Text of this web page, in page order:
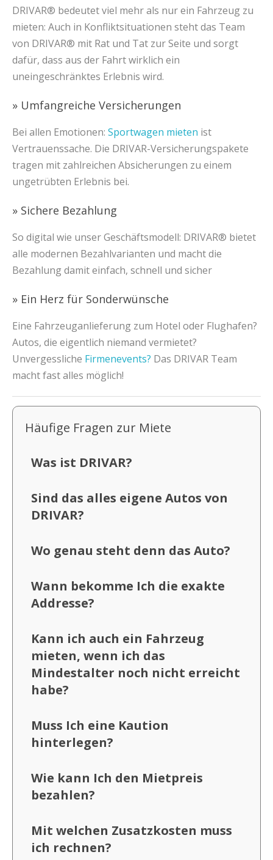
DRIVAR® bedeutet viel mehr als nur ein Fahrzeug zu
mieten: Auch in Konfliktsituationen steht das Team
von DRIVAR® mit Rat und Tat zur Seite und sorgt
dafür, dass aus der Fahrt wirklich ein
uneingeschränktes Erlebnis wird.
» Umfangreiche Versicherungen
Bei allen Emotionen: Sportwagen mieten ist
Vertrauenssache. Die DRIVAR-Versicherungspakete
tragen mit zahlreichen Absicherungen zu einem
ungetrübten Erlebnis bei.
» Sichere Bezahlung
So digital wie unser Geschäftsmodell: DRIVAR® bietet
alle modernen Bezahlvarianten und macht die
Bezahlung damit einfach, schnell und sicher
» Ein Herz für Sonderwünsche
Eine Fahrzeuganlieferung zum Hotel oder Flughafen?
Autos, die eigentlich niemand vermietet?
Unvergessliche Firmenevents? Das DRIVAR Team
macht fast alles möglich!
Häufige Fragen zur Miete
Was ist DRIVAR?
Sind das alles eigene Autos von
DRIVAR?
Wo genau steht denn das Auto?
Wann bekomme Ich die exakte
Addresse?
Kann ich auch ein Fahrzeug
mieten, wenn ich das
Mindestalter noch nicht erreicht
habe?
Muss Ich eine Kaution
hinterlegen?
Wie kann Ich den Mietpreis
bezahlen?
Mit welchen Zusatzkosten muss
ich rechnen?